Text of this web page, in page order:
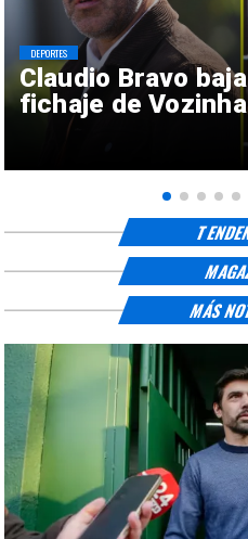
Claudio Bravo
fichaje de Vozinha
DEPORTES
MÁS